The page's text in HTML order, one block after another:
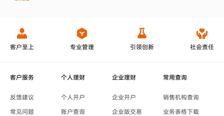
客户至上 专业管理 引领创新 社会责任
客户服务
反馈建议
常见问题
个人理财
个人开户
账户查询
企业理财
企业开户
企业版交易
常用查询
销售机构查询
业务表格下载